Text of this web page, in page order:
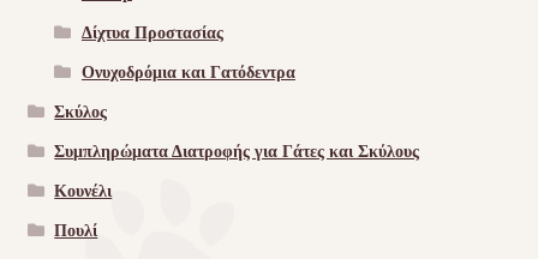
Δίχτυα Προστασίας
Ονυχοδρόμια και Γατόδεντρα
Σκύλος
Συμπληρώματα Διατροφής για Γάτες και Σκύλους
Κουνέλι
Πουλί